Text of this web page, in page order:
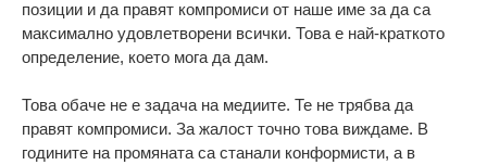
позиции и да правят компромиси от наше име за да са
максимално удовлетворени всички. Това е най-краткото
определение, което мога да дам.
Това обаче не е задача на медиите. Те не трябва да
правят компромиси. За жалост точно това виждаме. В
годините на промяната са станали конформисти, а в